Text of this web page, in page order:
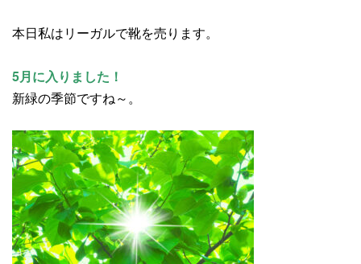
本日私はリーガルで靴を売ります。
5月に入りました！
新緑の季節ですね～。